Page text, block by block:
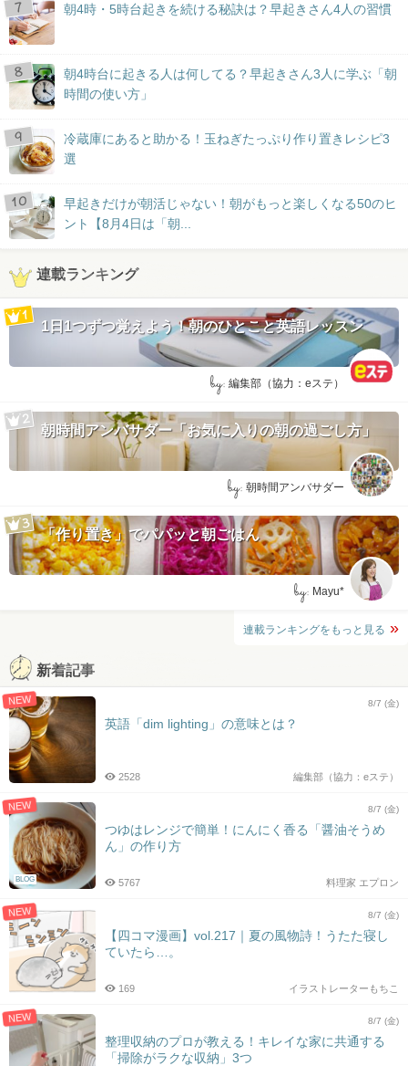
朝4時・5時台起きを続ける秘訣は？早起きさん4人の習慣
朝4時台に起きる人は何してる？早起きさん3人に学ぶ「朝
時間の使い方」
冷蔵庫にあると助かる！玉ねぎたっぷり作り置きレシピ3
選
早起きだけが朝活じゃない！朝がもっと楽しくなる50のヒ
ント【8月4日は「朝...
連載ランキング
1日1つずつ覚えよう！朝のひとこと英語レッスン
by: 編集部（協力：eステ）
朝時間アンバサダー「お気に入りの朝の過ごし方」
by: 朝時間アンバサダー
「作り置き」でパパッと朝ごはん
by: Mayu*
連載ランキングをもっと見る
新着記事
NEW 8/7 (金)
英語「dim lighting」の意味とは？
編集部（協力：eステ）
2528
NEW
BLOG
8/7 (金)
つゆはレンジで簡単！にんにく香る「醤油そうめ
ん」の作り方
料理家 エプロン
5767
NEW 8/7 (金)
【四コマ漫画】vol.217｜夏の風物詩！うたた寝し
ていたら…。
イラストレーターもちこ
169
NEW 8/7 (金)
整理収納のプロが教える！キレイな家に共通する
「掃除がラクな収納」3つ